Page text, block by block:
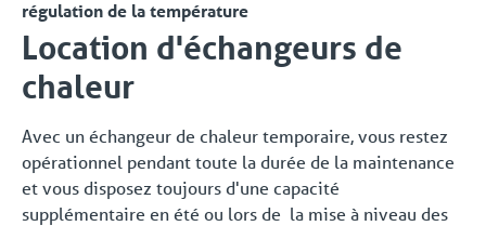
régulation de la température
Location d'échangeurs de
chaleur
Avec un échangeur de chaleur temporaire, vous restez
opérationnel pendant toute la durée de la maintenance
et vous disposez toujours d'une capacité
supplémentaire en été ou lors de la mise à niveau des